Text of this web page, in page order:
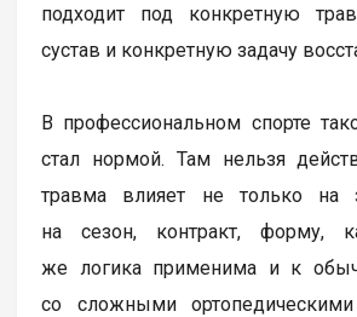
подходит под конкретную
сустав и конкретную задачу
В профессиональном спорте
стал нормой. Там нельзя
травма влияет не только на
на сезон, контракт, форму,
же логика применима и к
со сложными